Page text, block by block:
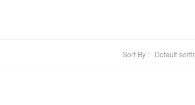
Sort By : Default